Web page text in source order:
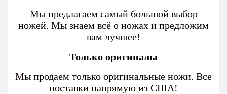
Мы предлагаем самый большой выбор
ножей. Мы знаем всё о ножах и предложим
вам лучшее!
Только оригиналы
Мы продаем только оригинальные ножи. Все
поставки напрямую из США!